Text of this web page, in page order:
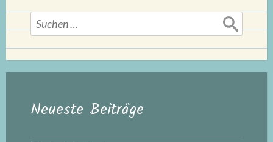
Suchen
nach:
Neueste Beiträge